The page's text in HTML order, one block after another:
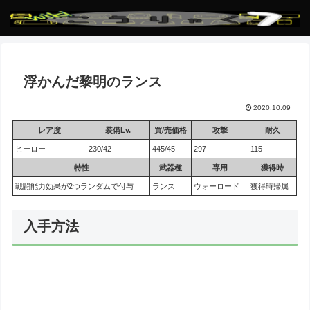
浮かんだ黎明のランス
2020.10.09
レア度 装備Lv. 買/売価格 攻撃 耐久
ヒーロー 230/42 445/45 297 115
特性 武器種 専用 獲得時
戦闘能力効果が2つランダムで付与 ランス ウォーロード 獲得時帰属
入手方法